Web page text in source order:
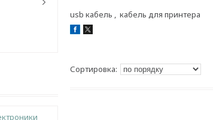
usb кабель , кабель для принтера